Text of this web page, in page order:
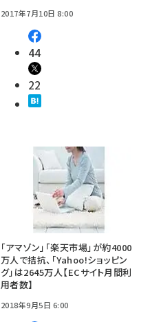
2017年7月10日 8:00
44
22
「アマゾン」「楽天市場」が約4000
万人で拮抗、「Yahoo!ショッピン
グ」は2645万人【ECサイト月間利
用者数】
2018年9月5日 6:00